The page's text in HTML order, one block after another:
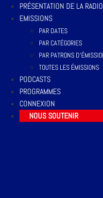
PRÉSENTATION DE LA RADIO
EMISSIONS
PAR DATES
PAR CATÉGORIES
PAR PATRONS
TOUTES LES ÉMISSIONS
PODCASTS
PROGRAMMES
CONNEXION
NOUS SOUTENIR